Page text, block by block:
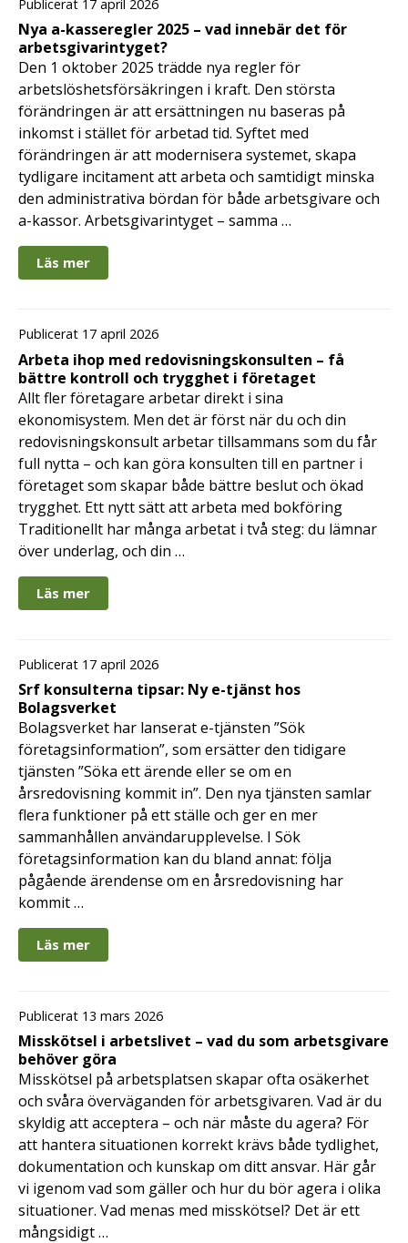
Publicerat 17 april 2026
Nya a-kasseregler 2025 – vad innebär det för
arbetsgivarintyget?
Den 1 oktober 2025 trädde nya regler för
arbetslöshetsförsäkringen i kraft. Den största
förändringen är att ersättningen nu baseras på
inkomst i stället för arbetad tid. Syftet med
förändringen är att modernisera systemet, skapa
tydligare incitament att arbeta och samtidigt minska
den administrativa bördan för både arbetsgivare och
a-kassor. Arbetsgivarintyget – samma …
Läs mer
Publicerat 17 april 2026
Arbeta ihop med redovisningskonsulten – få
bättre kontroll och trygghet i företaget
Allt fler företagare arbetar direkt i sina
ekonomisystem. Men det är först när du och din
redovisningskonsult arbetar tillsammans som du får
full nytta – och kan göra konsulten till en partner i
företaget som skapar både bättre beslut och ökad
trygghet. Ett nytt sätt att arbeta med bokföring
Traditionellt har många arbetat i två steg: du lämnar
över underlag, och din …
Läs mer
Publicerat 17 april 2026
Srf konsulterna tipsar: Ny e-tjänst hos
Bolagsverket
Bolagsverket har lanserat e-tjänsten ”Sök
företagsinformation”, som ersätter den tidigare
tjänsten ”Söka ett ärende eller se om en
årsredovisning kommit in”. Den nya tjänsten samlar
flera funktioner på ett ställe och ger en mer
sammanhållen användarupplevelse. I Sök
företagsinformation kan du bland annat: följa
pågående ärendense om en årsredovisning har
kommit …
Läs mer
Publicerat 13 mars 2026
Misskötsel i arbetslivet – vad du som arbetsgivare
behöver göra
Misskötsel på arbetsplatsen skapar ofta osäkerhet
och svåra överväganden för arbetsgivaren. Vad är du
skyldig att acceptera – och när måste du agera? För
att hantera situationen korrekt krävs både tydlighet,
dokumentation och kunskap om ditt ansvar. Här går
vi igenom vad som gäller och hur du bör agera i olika
situationer. Vad menas med misskötsel? Det är ett
mångsidigt …